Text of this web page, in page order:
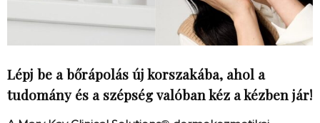
Lépj be a bőrápolás új korszakába, ahol a
tudomány és a szépség valóban kéz a kézben jár!